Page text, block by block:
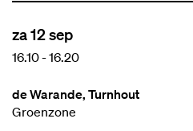
za 12 sep
16.10-16.20
de Warande, Turnhout
Groenzone